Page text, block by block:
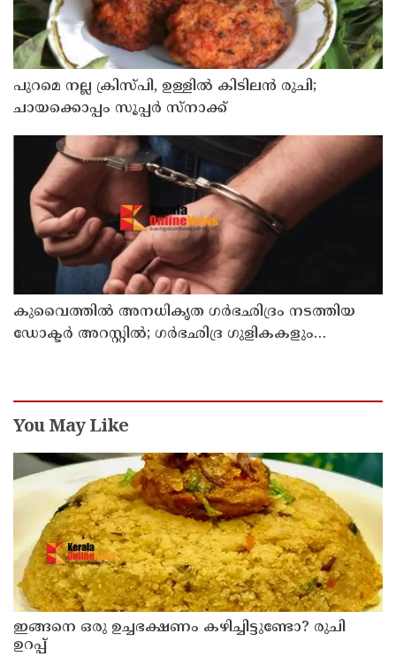
പുറമെ നല്ല ക്രിസ്പി, ഉള്ളിൽ കിടിലൻ രുചി;
ചായക്കൊപ്പം സൂപ്പർ സ്നാക്ക്
കുവൈത്തില്‍ അനധികൃത ഗര്‍ഭഛിദ്രം നടത്തിയ
ഡോക്ടര്‍ അറസ്റ്റില്‍; ഗര്‍ഭഛിദ്ര ഗുളികകളും
You May Like
ഇങ്ങനെ ഒരു ഉച്ചഭക്ഷണം കഴിച്ചിട്ടുണ്ടോ? രുചി
ഉറപ്പ്